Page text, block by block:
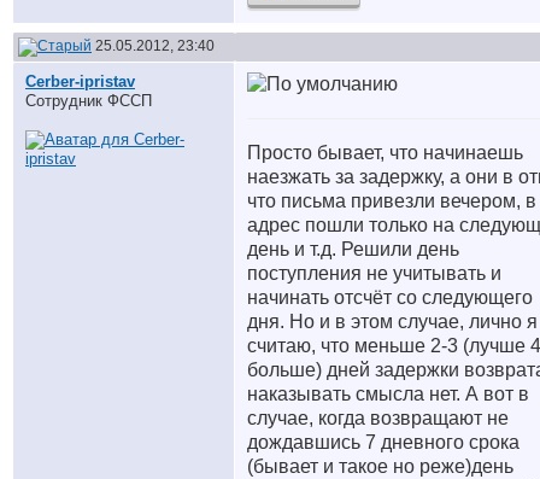
25.05.2012, 23:40
Cerber-ipristav
Сотрудник ФССП
Просто бывает, что начинаешь
наезжать за задержку, а они в
что письма привезли вечером, в
адрес пошли только на
день и т.д. Решили день
поступления не учитывать и
начинать отсчёт со следующего
дня. Но и в этом случае, лично я
считаю, что меньше 2-3 (лучше
больше) дней задержки
наказывать смысла нет. А вот в
случае, когда возвращают не
дождавшись 7 дневного срока
(бывает и такое но реже)день